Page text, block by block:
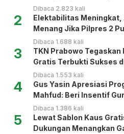
Dibaca 2.823 kali
2
Elektabilitas
Menang Jika Pilpres 2
Dibaca 1.688 kali
3
TKN Prabowo
Gratis Terbukti Sukses
Dibaca 1.553 kali
4
Gus Yasin Apresiasi
Mahfud: Beri Insentif
Dibaca 1.386 kali
5
Lewat Sablon Kaus
Dukungan Menangkan